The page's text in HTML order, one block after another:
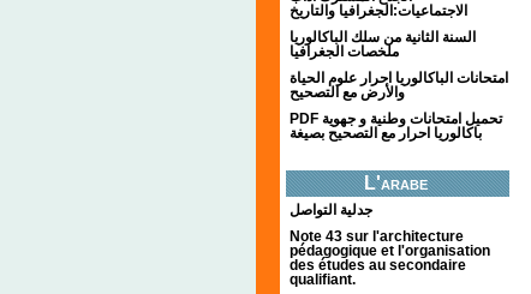
الاجتماعيات:الجغرافيا والتاريخ
السنة الثانية من سلك الباكالوريا
ملخصات الجغرافيا
امتحانات الباكالوريا احرار علوم الحياة
والأرض مع التصحيح
PDF تحميل امتحانات وطنية و جهوية
باكالوريا احرار مع التصحيح بصيغة
L'arabe
جدلية التواصل
Note 43 sur l'architecture
pédagogique et l'organisation
des études au secondaire
qualifiant.